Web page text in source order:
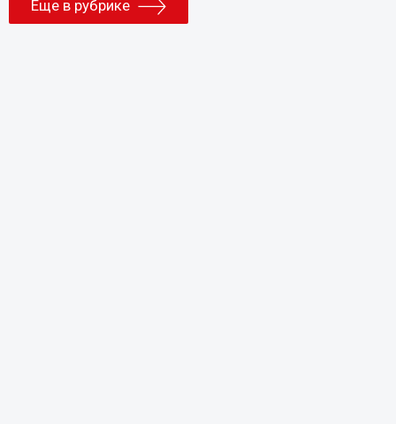
Еще в рубрике